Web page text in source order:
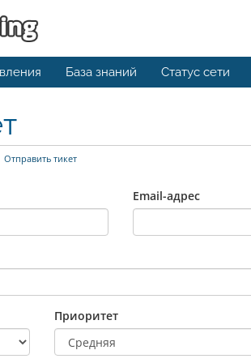
База знаний Статус сети
Отправить тикет
Email-адрес
Приоритет